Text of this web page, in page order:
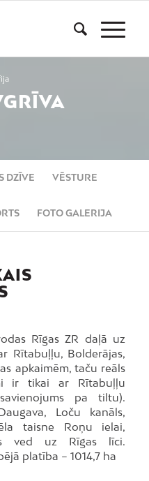
DZĪVE VĒSTURE
FOTO GALERIJA
Rīgas ZR daļā uz
Rītabuļļu, Bolderājas,
apkaimēm, taču reāls
ir tikai ar Rītabuļļu
pa tiltu).
Loču kanāls,
taisne Roņu ielai,
ved uz Rīgas līci.
platība – 1014,7 ha